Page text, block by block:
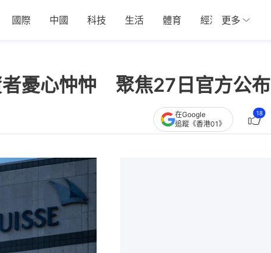
國際 中國 科技 生活 體育 經濟 01深圳
更多
者憂心忡忡 聚焦27日官方公布
在Google
追蹤《香港01》
18